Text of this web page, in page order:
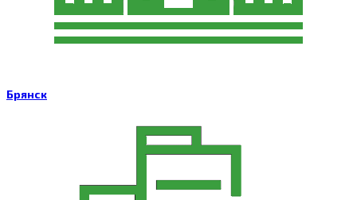
Брянск